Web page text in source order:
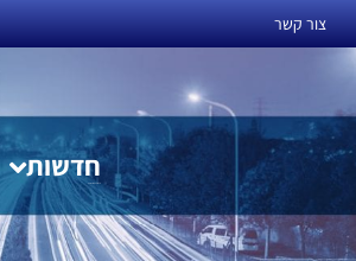
צור קשר
חדשות